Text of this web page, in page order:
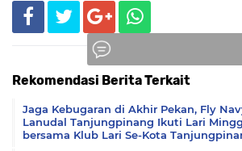
Rekomendasi Berita Terkait
Jaga Kebugaran di Akhir Pekan, Fly
Lanudal Tanjungpinang Ikuti Lari
bersama Klub Lari Se-Kota